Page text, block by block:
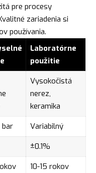
pre procesy
zariadenia si
používania.
Laboratórne
použitie
Vysokočistá
nerez,
keramika
Variabilný
±0.1%
10-15 rokov